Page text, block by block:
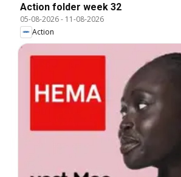
Action folder week 32
05-08-2026- 11-08-2026
Action